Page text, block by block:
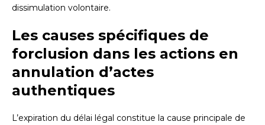
dissimulation volontaire.
Les causes spécifiques de
forclusion dans les actions en
annulation d’actes
authentiques
L’expiration du délai légal constitue la cause principale de